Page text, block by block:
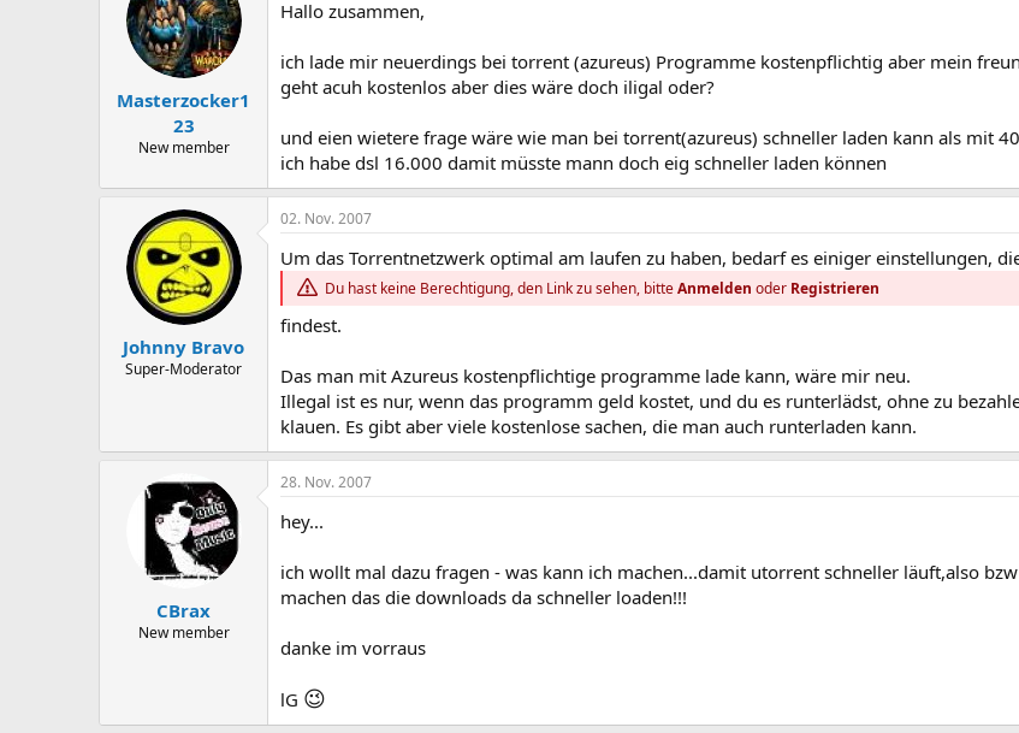
rMasterzocker1
23
New member
Hallo zusammen,
ich lade mir neuerdings bei torrent (azureus) Programme kostenpflichtig aber mein
geht acuh kostenlos aber dies wäre doch iligal oder?
und eien wietere frage wäre wie man bei torrent(azureus) schneller laden kann als mit
ich habe dsl 16.000 damit müsste mann doch eig schneller laden können
Johnny Bravo
Super-Moderator
02. Nov. 2007
Um das Torrentnetzwerk optimal am laufen zu haben, bedarf es einiger einstellungen,
Du hast keine Berechtigung, den Link zu sehen, bitteAnmelden oder Registrieren
findest.
Das man mit Azureus kostenpflichtige programme lade kann, wäre mir neu.
Illegal ist es nur, wenn das programm geld kostet, und du es runterlädst, ohne zu
klauen. Es gibt aber viele kostenlose sachen, die man auch runterladen kann.
CBrax
New member
28. Nov. 2007
hey...
ich wollt mal dazu fragen - was kann ich machen...damit utorrent schneller läuft,also
machen das die downloads da schneller loaden!!!
danke im vorraus
lG 😉